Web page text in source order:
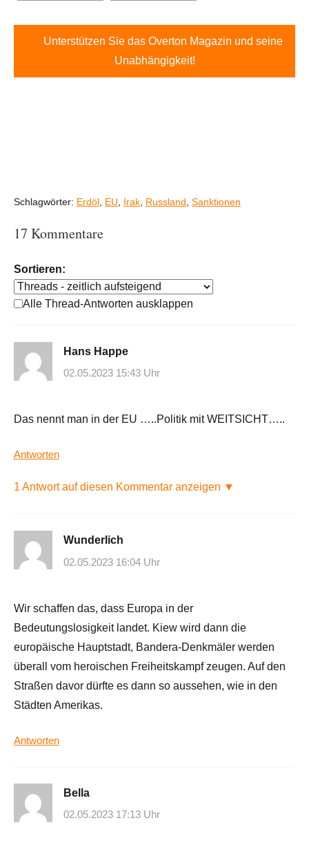
Unterstützen Sie das Overton Magazin und seine
Unabhängigkeit!
Schlagwörter: Erdöl EU Irak Russland Sanktionen
17 Kommentare
Sortieren:
Alle Thread-Antworten ausklappen
Hans Happe
02.05.2023 15:43 Uhr
Das nennt man in der EU …..Politik mit WEITSICHT…..
Antworten
1 Antwort auf diesen Kommentar anzeigen ▼
Wunderlich
02.05.2023 16:04 Uhr
Wir schaffen das, dass Europa in der
Bedeutungslosigkeit landet. Kiew wird dann die
europäische Hauptstadt, Bandera-Denkmäler werden
überall vom heroischen Freiheitskampf zeugen. Auf den
Straßen davor dürfte es dann so aussehen, wie in den
Städten Amerikas.
Antworten
Bella
02.05.2023 17:13 Uhr